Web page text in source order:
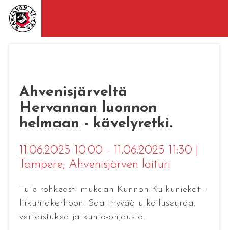
Ahvenisjärveltä
Hervannan luonnon
helmaan - kävelyretki.
11.06.2025 10:00 - 11.06.2025 11:30
Tampere, Ahvenisjärven laituri
Tule rohkeasti mukaan Kunnon Kulkuniekat -
liikuntakerhoon. Saat hyvää ulkoiluseuraa,
vertaistukea ja kunto-ohjausta.